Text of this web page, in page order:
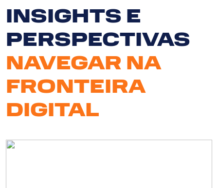
INSIGHTS E
PERSPECTIVAS
NAVEGAR NA
FRONTEIRA
DIGITAL